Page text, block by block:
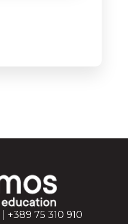
+389 75 310 910